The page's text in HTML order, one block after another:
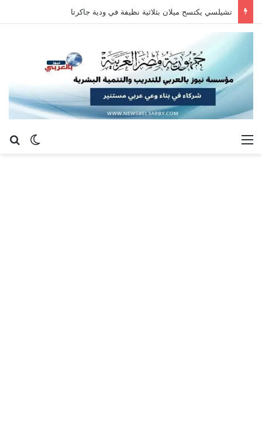
تشيلسي يكتسح ميلان بثلاثية نظيفة في ودية جاكرتا
الوضع القائمة